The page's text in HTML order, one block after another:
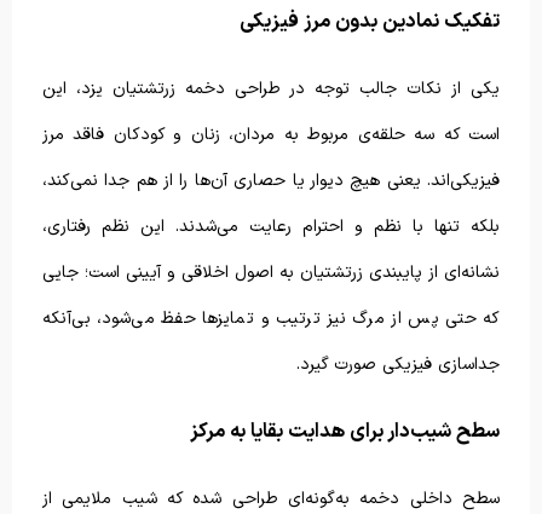
تفکیک نمادین بدون مرز فیزیکی
یکی از نکات جالب توجه در طراحی دخمه زرتشتیان یزد، این
است که سه حلقه‌ی مربوط به مردان، زنان و کودکان فاقد مرز
فیزیکی‌اند. یعنی هیچ دیوار یا حصاری آن‌ها را از هم جدا نمی‌کند،
بلکه تنها با نظم و احترام رعایت می‌شدند. این نظم رفتاری،
نشانه‌ای از پایبندی زرتشتیان به اصول اخلاقی و آیینی است؛ جایی
که حتی پس از مرگ نیز ترتیب و تمایزها حفظ می‌شود، بی‌آنکه
جداسازی فیزیکی صورت گیرد.
سطح شیب‌دار برای هدایت بقایا به مرکز
سطح داخلی دخمه به‌گونه‌ای طراحی شده که شیب ملایمی از